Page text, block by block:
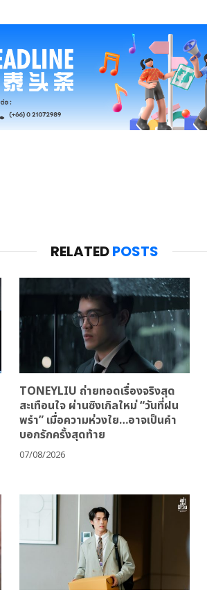
RELATEDPOSTS
TONEYLIU ถ่ายทอดเรื่องจริงสุด
สะเทือนใจ ผ่านซิงเกิลใหม่ “วันที่ฝน
พรำ” เมื่อความห่วงใย…อาจเป็นคำ
บอกรักครั้งสุดท้าย
07/08/2026